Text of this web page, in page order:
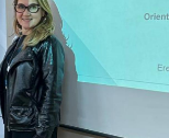
com a
Fernanda